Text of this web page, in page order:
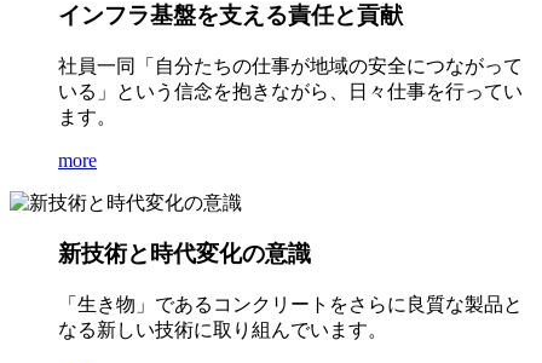
インフラ基盤を支える責任と貢献
社員一同「自分たちの仕事が地域の安全につながって
いる」という信念を抱きながら、日々仕事を行ってい
ます。
more
新技術と時代変化の意識
「生き物」であるコンクリートをさらに良質な製品と
なる新しい技術に取り組んでいます。